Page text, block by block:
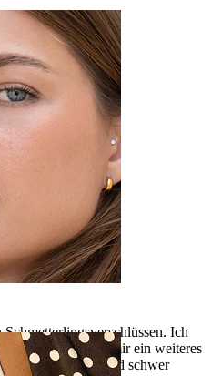
Ich
geöffnet und mir ein weiteres
Labret klein ist und schwer